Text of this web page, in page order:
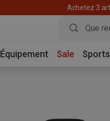
Achetez 3
Équipement Sale Sports